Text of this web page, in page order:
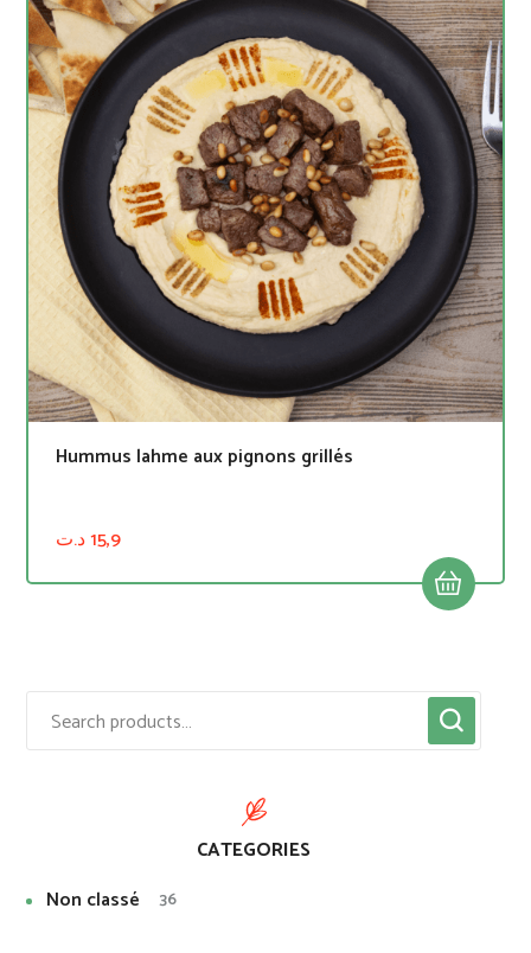
Hummus lahme aux pignons grillés
15,9د.ت
CATEGORIES
Non classé
36